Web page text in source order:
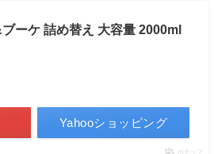
ーケ 詰め替え 大容量 2000ml
Yahooショッピング
ポチップ